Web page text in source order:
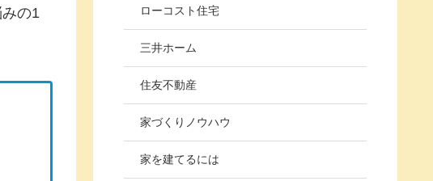
の1
ローコスト住宅
三井ホーム
住友不動産
家づくりノウハウ
家を建てるには